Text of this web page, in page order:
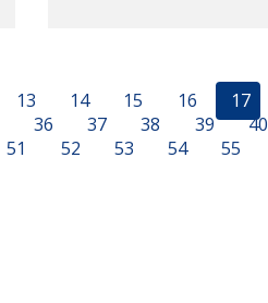
13 14 15 16 17
36 37 38 39 40
51 52 53 54 55